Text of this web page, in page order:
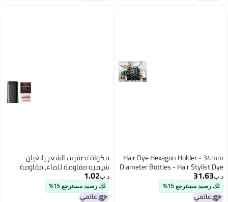
Hair Dye Hexagon Holder - 34mm
Diameter Bottles - Hair Stylist Dye
Holder Rack | Holds 42 Bottles Per
Section
د.ب‏31.63
لك رصيد مسترجع 15%
مكواة تصفيف الشعر يانغيان
شيميه مقاومة للماء، مقاومة
للعرق، مقاومة للبقع، ثابته اللون،
تغطي الشعر الرمادي بشكل
طبيعي، وتصميمها يشبه المشط.
د.ب‏1.02
لك رصيد مسترجع 15%